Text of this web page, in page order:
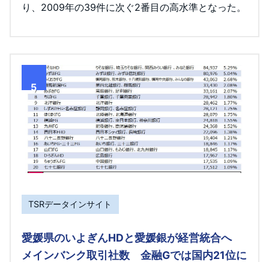
り、2009年の39件に次ぐ2番目の高水準となった。
5
TSRデータインサイト
愛媛県のいよぎんHDと愛媛銀が経営統合へ
メインバンク取引社数 金融Gでは国内21位に